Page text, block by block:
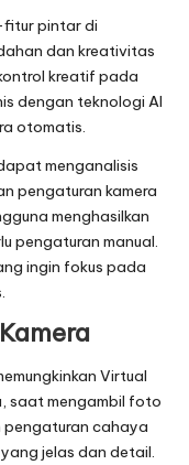
fitur pintar di
dan kreativitas
kreatif pada
dengan teknologi AI
otomatis.
menganalisis
pengaturan kamera
menghasilkan
pengaturan manual.
ingin fokus pada
Virtual
saat mengambil foto
pengaturan cahaya
jelas dan detail.